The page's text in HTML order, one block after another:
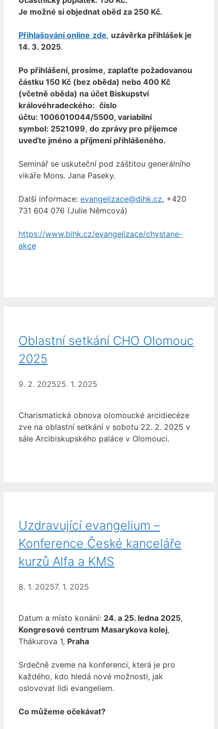
Je možné si objednat oběd za 250 Kč.
Přihlašování online zde, uzávěrka přihlášek je
14. 3. 2025.
Po přihlášení, prosíme, zaplaťte požadovanou
částku 150 Kč (bez oběda) nebo 400 Kč
(včetně oběda) na účet Biskupství
královéhradeckého: číslo
účtu: 1006010044/5500, variabilní
symbol: 2521099, do zprávy pro příjemce
uveďte jméno a příjmení přihlášeného.
Seminář se uskuteční pod záštitou generálního
vikáře Mons. Jana Paseky.
Další informace: evangelizace@dihk.cz, +420
731 604 076 (Julie Němcová)
https://www.bihk.cz/evangelizace/chystane-
akce
Oblastní setkání CHO Olomouc
2025
9. 2. 202525. 1. 2025
Charismatická obnova olomoucké arcidiecéze
zve na oblastní setkání v sobotu 22. 2. 2025 v
sále Arcibiskupského paláce v Olomouci.
Uzdravující evangelium –
Konference České kanceláře
kurzů Alfa a KMS
8. 1. 20257. 1. 2025
Datum a místo konání: 24. a 25. ledna 2025,
Kongresové centrum Masarykova kolej,
Thákurova 1, Praha
Srdečně zveme na konferenci, která je pro
každého, kdo hledá nové možnosti, jak
oslovovat lidi evangeliem.
Co můžeme očekávat?